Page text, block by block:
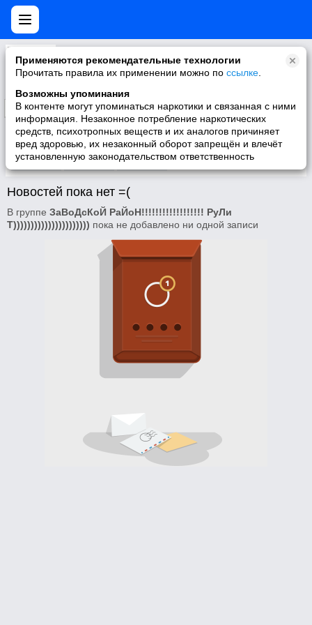
Применяются рекомендательные технологии
Прочитать правила их применении можно по ссылке
Возможны упоминания
В контенте могут упоминаться наркотики и связанная с ними
информация. Незаконное потребление наркотических
средств, психотропных веществ и их аналогов причиняет
вред здоровью, их незаконный оборот запрещён и влечёт
установленную законодательством ответственность
ЗаВоДсКоЙ РаЙоН!!!!!!!!!!!!!!!!!! РуЛиТ))))))))))))))))))))))
Самое культовое место в Белоруси!!!!!!!!!!!!
Подписаться
Участники О группе
Новостей пока нет =(
В группе ЗаВоДсКоЙ РаЙоН!!!!!!!!!!!!!!!!!! РуЛи
Т)))))))))))))))))))))) пока не добавлено ни одной записи